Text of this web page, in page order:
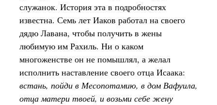
служанок. История эта в подробностях
известна. Семь лет Иаков работал на своего
дядю Лавана, чтобы получить в жены
любимую им Рахиль. Ни о каком
многоженстве он не помышлял, а желал
исполнить наставление своего отца Исаака:
встань, пойди в Месопотамию, в дом Вафуила,
отца матери твоей, и возьми себе жену